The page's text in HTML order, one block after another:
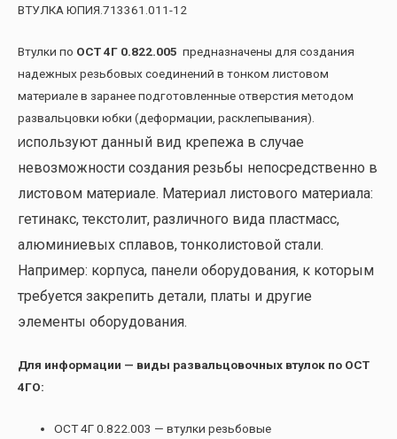
ВТУЛКА ЮПИЯ.713361.011-12
Втулки по ОСТ 4Г 0.822.005 предназначены для создания
надежных резьбовых соединений в тонком листовом
материале в заранее подготовленные отверстия методом
развальцовки юбки (деформации, расклепывания).
Используют данный вид крепежа в случае
невозможности создания резьбы непосредственно в
листовом материале. Материал листового материала:
гетинакс, текстолит, различного вида пластмасс,
алюминиевых сплавов, тонколистовой стали.
Например: корпуса, панели оборудования, к которым
требуется закрепить детали, платы и другие
элементы оборудования.
Для информации — виды развальцовочных втулок по ОСТ
4ГО:
ОСТ 4Г 0.822.003 — втулки резьбовые